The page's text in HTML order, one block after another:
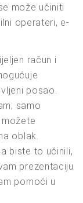
može učiniti
operateri, e-
račun i
posao.
samo
oblak.
biste to učinili,
prezentaciju
pomoći u